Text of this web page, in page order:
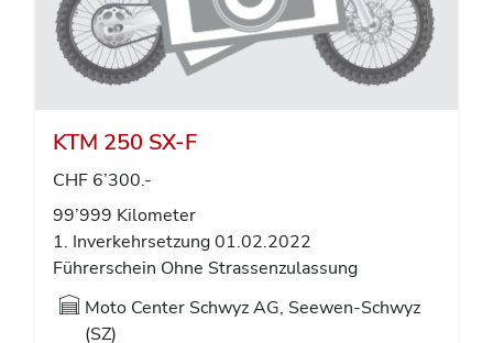
KTM 250 SX-F
CHF 6’300.-
99’999 Kilometer
1. Inverkehrsetzung 01.02.2022
Führerschein Ohne Strassenzulassung
Moto Center Schwyz AG, Seewen-Schwyz
(SZ)